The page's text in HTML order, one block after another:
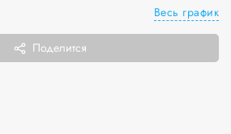
Весь график
Поделится